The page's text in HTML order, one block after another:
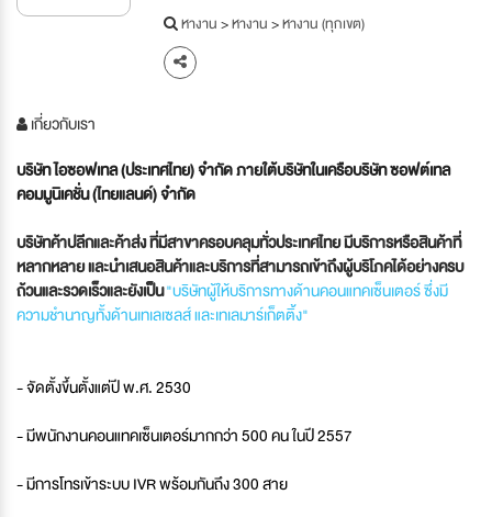
หางาน>หางาน>หางาน (ทุกเขต)
เกี่ยวกับเรา
บริษัท ไอซอฟเทล (ประเทศไทย) จำกัด ภายใต้บริษัทในเครือบริษัท ซอฟต์เทล
คอมมูนิเคชั่น (ไทยแลนด์) จำกัด
บริษัทค้าปลีกและค้าส่ง ที่มีสาขาครอบคลุมทั่วประเทศไทย มีบริการหรือสินค้าที่
หลากหลาย และนำเสนอสินค้าและบริการที่สามารถเข้าถึงผู้บริโภคได้อย่างครบ
ถ้วนและรวดเร็วและยังเป็น"บริษัทผู้ให้บริการทางด้านคอนแทคเซ็นเตอร์ ซึ่งมี
ความชำนาญทั้งด้านเทเลเซลส์ และเทเลมาร์เก็ตติ้ง"
- จัดตั้งขึ้นตั้งแต่ปี พ.ศ. 2530
- มีพนักงานคอนแทคเซ็นเตอร์มากกว่า 500 คน ในปี 2557
- มีการโทรเข้าระบบ IVR พร้อมกันถึง 300 สาย